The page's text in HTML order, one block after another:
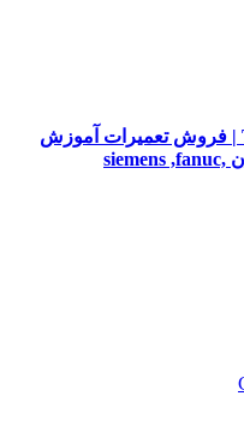
تکنوست TECHNOSET | فروش تعمیرات آموزش
برنامه نویسی cnc زیمنس فانوک هایدن siemens ,fanuc,